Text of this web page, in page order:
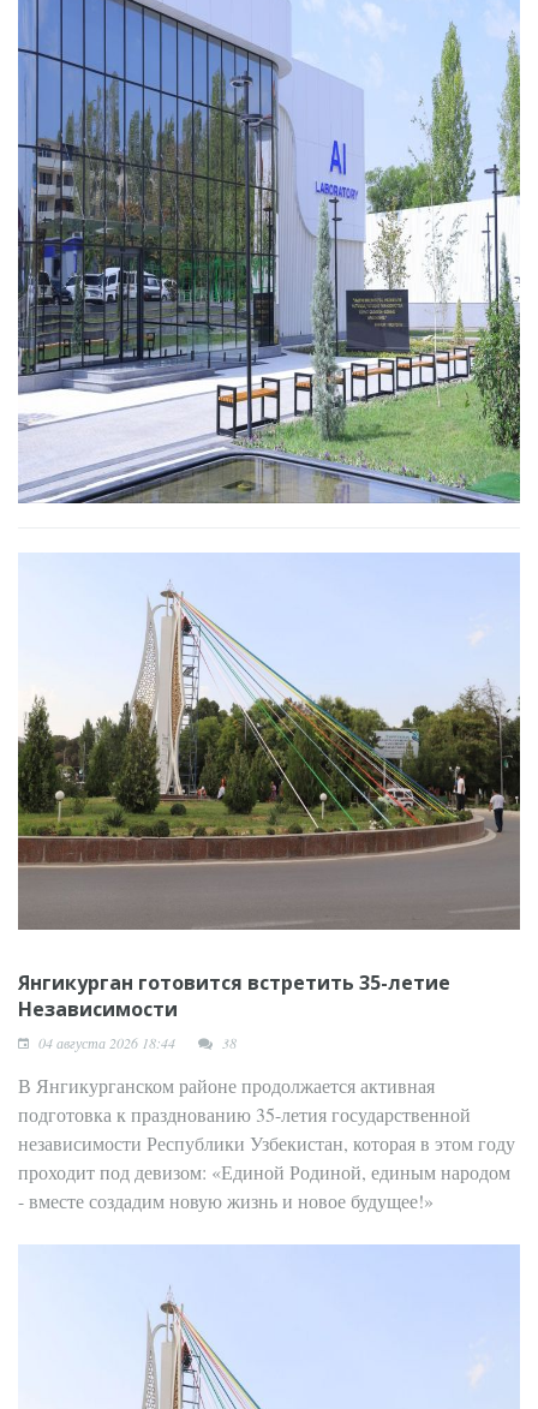
Янгикурган готовится встретить 35-летие
Независимости
04 августа 2026 18:44 38
В Янгикурганском районе продолжается активная
подготовка к празднованию 35-летия государственной
независимости Республики Узбекистан, которая в этом году
проходит под девизом: «Единой Родиной, единым народом
- вместе создадим новую жизнь и новое будущее!»